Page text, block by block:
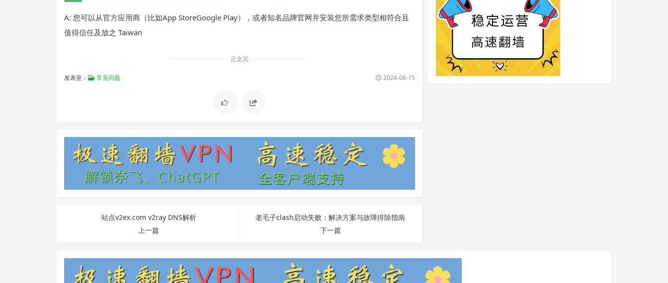
A: 您可以从官方应用商（比如App StoreGoogle Play），或者知名品牌官网并安装您所需求类型相符合且
值得信任及放之 Taiwan
正文完
发表至： 常见问题 2024-06-15
站点v2ex.com v2ray DNS解析
上一篇
老毛子clash启动失败：解决方案与故障排除指南
下一篇